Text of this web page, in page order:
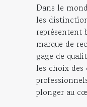
Dans le
les
représentent
marque de
gage de
les choix des
plonger au